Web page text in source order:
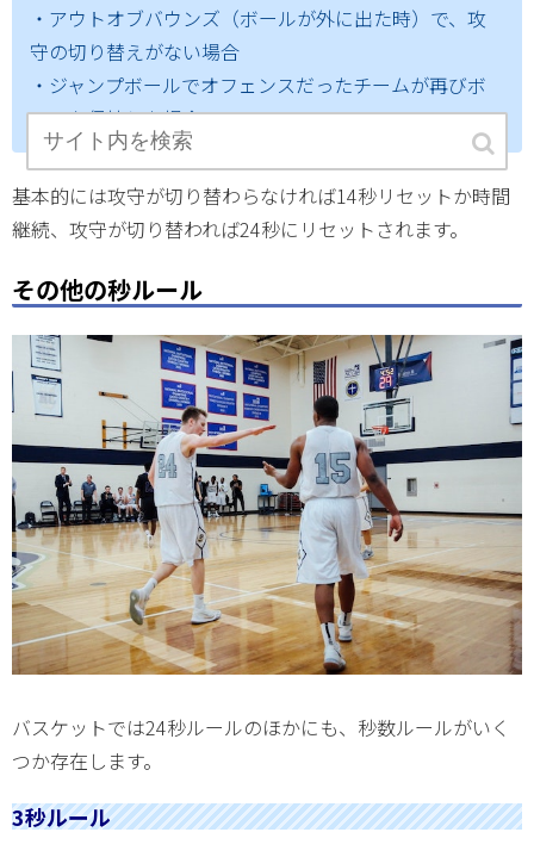
・アウトオブバウンズ（ボールが外に出た時）で、攻
守の切り替えがない場合
・ジャンプボールでオフェンスだったチームが再びボ
ールを保持した場合
基本的には攻守が切り替わらなければ14秒リセットか時間
継続、攻守が切り替われば24秒にリセットされます。
その他の秒ルール
バスケットでは24秒ルールのほかにも、秒数ルールがいく
つか存在します。
3秒ルール